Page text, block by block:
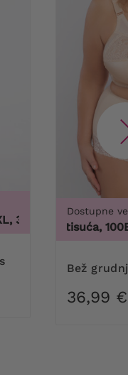
3XL, 4XL, 5XL, 6XL,
Dostupne
100 tisuća, 100B,
Bež
36,99 €